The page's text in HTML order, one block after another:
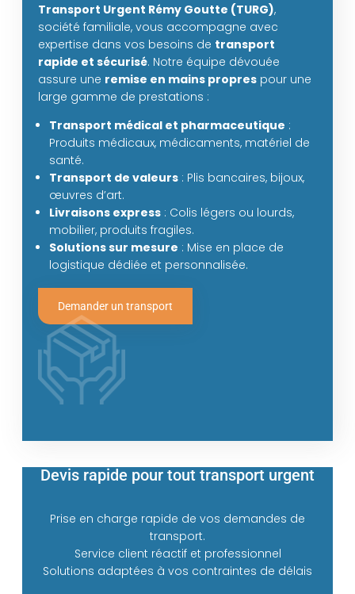
Transport Urgent Rémy Goutte (TURG),
société familiale, vous accompagne avec
expertise dans vos besoins de transport
rapide et sécurisé. Notre équipe dévouée
assure une remise en mains propres pour une
large gamme de prestations :
Transport médical et pharmaceutique :
Produits médicaux, médicaments, matériel de
santé.
Transport de valeurs : Plis bancaires, bijoux,
œuvres d’art.
Livraisons express : Colis légers ou lourds,
mobilier, produits fragiles.
Solutions sur mesure : Mise en place de
logistique dédiée et personnalisée.
Demander un transport
Devis rapide pour tout transport urgent
Prise en charge rapide de vos demandes de
transport.
Service client réactif et professionnel
Solutions adaptées à vos contraintes de délais